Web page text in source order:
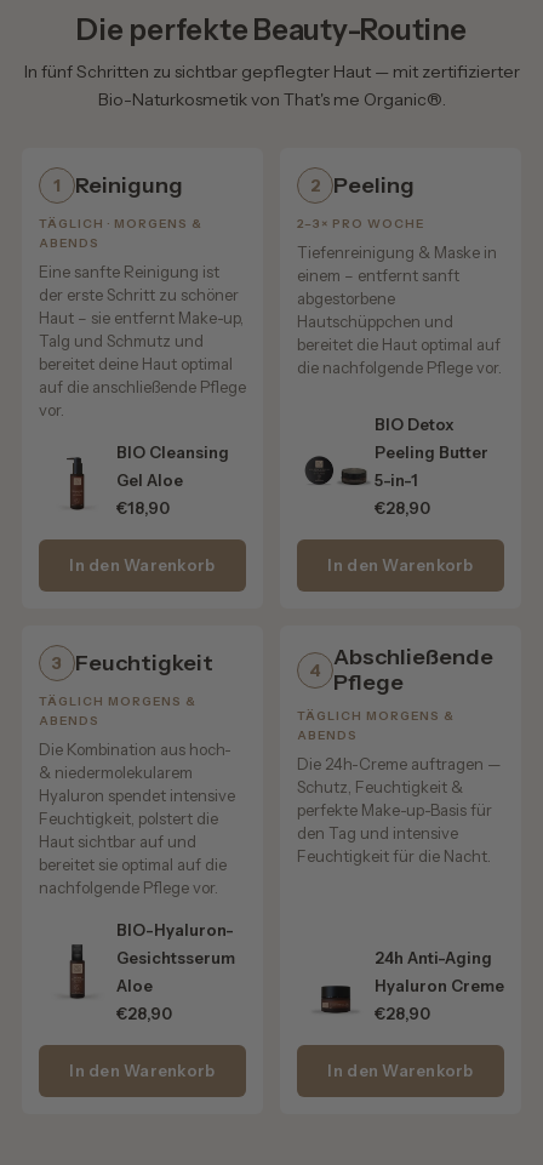
💦Hyaluron
• bindet Wasser in der Lippenhaut
• glättet kleine Fältchen
• sorgt für ein sanftes, natürliches „Plumping“-Gefühl
• macht die Lippen sichtbar glatter & praller
🍯Propolis
Das Schutzharz der Bienen – perfekt bei rissigen Lippen:
• wirkt antibakteriell
• unterstützt die natürliche Hautheilung
• ideal bei gereizten, entzündlichen Stellen
✨Vitamin E
Der Anti-Aging Booster:
• wirkt stark antioxidativ
• schützt die zarte Lippenhaut vor freien Radikalen
• unterstützt die Regeneration
Pflegevorteile im Überblick:
Die perfekte Beauty-Routine
In fünf Schritten zu sichtbar gepflegter Haut — mit zertifizierter
Bio-Naturkosmetik von That's me Organic®.
1 Reinigung
TÄGLICH · MORGENS &
ABENDS
Eine sanfte Reinigung ist
der erste Schritt zu schöner
Haut – sie entfernt Make-up,
Talg und Schmutz und
bereitet deine Haut optimal
auf die anschließende Pflege
vor.
BIO Cleansing
Gel Aloe
€18,90
In den Warenkorb
2 Peeling
2–3× PRO WOCHE
Tiefenreinigung & Maske in
einem – entfernt sanft
abgestorbene
Hautschüppchen und
bereitet die Haut optimal auf
die nachfolgende Pflege vor.
BIO Detox
Peeling Butter
5-in-1
€28,90
In den Warenkorb
3 Feuchtigkeit
TÄGLICH MORGENS &
ABENDS
Die Kombination aus hoch-
& niedermolekularem
Hyaluron spendet intensive
Feuchtigkeit, polstert die
Haut sichtbar auf und
bereitet sie optimal auf die
nachfolgende Pflege vor.
BIO-Hyaluron-
Gesichtsserum
Aloe
€28,90
In den Warenkorb
4
Abschließende
Pflege
TÄGLICH MORGENS &
ABENDS
Die 24h-Creme auftragen —
Schutz, Feuchtigkeit &
perfekte Make-up-Basis für
den Tag und intensive
Feuchtigkeit für die Nacht.
24h Anti-Aging
Hyaluron Creme
€28,90
In den Warenkorb